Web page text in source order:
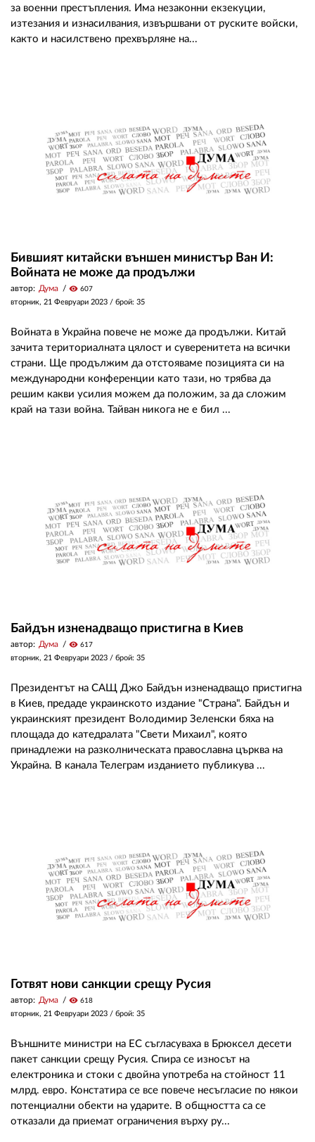
за военни престъпления. Има незаконни екзекуции,
изтезания и изнасилвания, извършвани от руските войски,
както и насилствено прехвърляне на...
Бившият китайски външен министър Ван И:
Войната не може да продължи
автор: Дума visibility 607
вторник, 21 Февруари 2023 / брой: 35
Войната в Украйна повече не може да продължи. Китай
зачита териториалната цялост и суверенитета на всички
страни. Ще продължим да отстояваме позицията си на
международни конференции като тази, но трябва да
решим какви усилия можем да положим, за да сложим
край на тази война. Тайван никога не е бил ...
Байдън изненадващо пристигна в Киев
автор: Дума visibility 617
вторник, 21 Февруари 2023 / брой: 35
Президентът на САЩ Джо Байдън изненадващо пристигна
в Киев, предаде украинското издание "Страна". Байдън и
украинският президент Володимир Зеленски бяха на
площада до катедралата "Свети Михаил", която
принадлежи на разколническата православна църква на
Украйна. В канала Телеграм изданието публикува ...
Готвят нови санкции срещу Русия
автор: Дума visibility 618
вторник, 21 Февруари 2023 / брой: 35
Външните министри на ЕС съгласуваха в Брюксел десети
пакет санкции срещу Русия. Спира се износът на
електроника и стоки с двойна употреба на стойност 11
млрд. евро. Констатира се все повече несъгласие по някои
потенциални обекти на ударите. В общността са се
отказали да приемат ограничения върху ру...